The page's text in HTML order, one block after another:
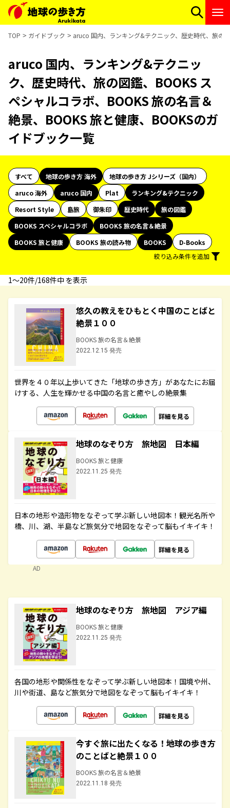
TOP ガイドブック aruco 国内、ランキング&テクニック、歴史時代、旅の
aruco 国内、ランキング&テクニッ
ク、歴史時代、旅の図鑑、BOOKS ス
ペシャルコラボ、BOOKS 旅の名言＆
絶景、BOOKS 旅と健康、BOOKSのガ
イドブック一覧
すべて 地球の歩き方 海外
地球の歩き方 Jシリーズ（国内）
aruco 海外
aruco 国内 Plat
ランキング&テクニック
Resort Style
島旅 御朱印 歴史時代
旅の図鑑
BOOKS スペシャルコラボ
BOOKS 旅の名言＆絶景
BOOKS 旅と健康
BOOKS 旅の読み物 BOOKS
D-Books
絞り込み条件を追加
1〜20件/168件中 を表示
悠久の教えをひもとく中国のことばと
絶景１００
BOOKS 旅の名言＆絶景
2022.12.15 発売
世界を４０年以上歩いてきた「地球の歩き方」があなたにお届
けする、人生を輝かせる中国の名言と癒やしの絶景集
詳細を見る
地球のなぞり方 旅地図 日本編
BOOKS 旅と健康
2022.11.25 発売
日本の地形や造形物をなぞって学ぶ新しい地図本！観光名所や
橋、川、湖、半島など旅気分で地図をなぞって脳もイキイキ！
詳細を見る
AD
地球のなぞり方 旅地図 アジア編
BOOKS 旅と健康
2022.11.25 発売
各国の地形や関係性をなぞって学ぶ新しい地図本！国境や州、
川や街道、島など旅気分で地図をなぞって脳もイキイキ！
詳細を見る
今すぐ旅に出たくなる！地球の歩き方
のことばと絶景１００
BOOKS 旅の名言＆絶景
2022.11.18 発売